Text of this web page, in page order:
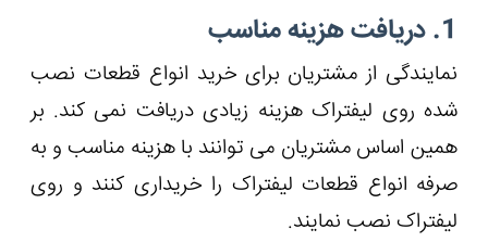
1. دریافت هزینه مناسب
نمایندگی از مشتریان برای خرید انواع قطعات نصب
شده روی لیفتراک هزینه زیادی دریافت نمی ‌کند. بر
همین اساس مشتریان می توانند با هزینه مناسب و به
صرفه انواع قطعات لیفتراک را خریداری کنند و روی
لیفتراک نصب نمایند.